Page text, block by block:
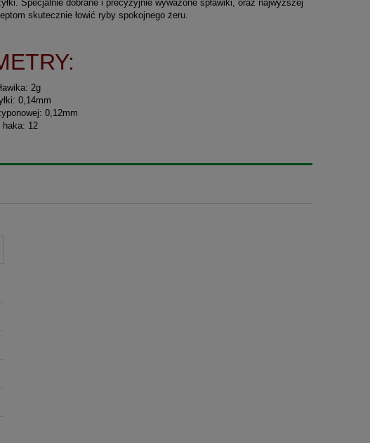
Specjalnie dobrane i precyzyjnie wyważone spławiki, oraz najwyższej
skutecznie łowić ryby spokojnego żeru.
2g
0,14mm
0,12mm
haka: 12